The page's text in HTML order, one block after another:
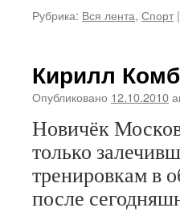
Рубрика: Вся лента, Спорт |
Кирилл
Опубликовано 12.10.2010
Новичёк
только
тренировкам в
после